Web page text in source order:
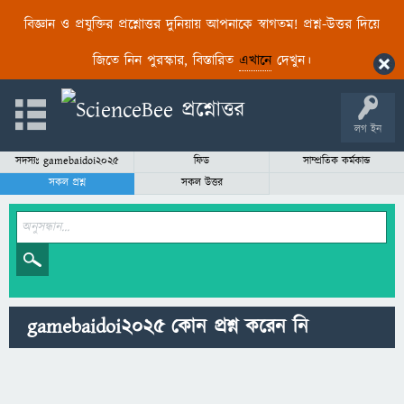
বিজ্ঞান ও প্রযুক্তির প্রশ্নোত্তর দুনিয়ায় আপনাকে স্বাগতম! প্রশ্ন-উত্তর দিয়ে
জিতে নিন পুরস্কার, বিস্তারিত এখানেদেখুন।
লগ ইন
সদস্যঃ gamebaidoi2025 ফিড
সাম্প্রতিক কর্মকান্ড
সকল প্রশ্ন
সকল উত্তর
gamebaidoi2025 কোন প্রশ্ন করেন নি